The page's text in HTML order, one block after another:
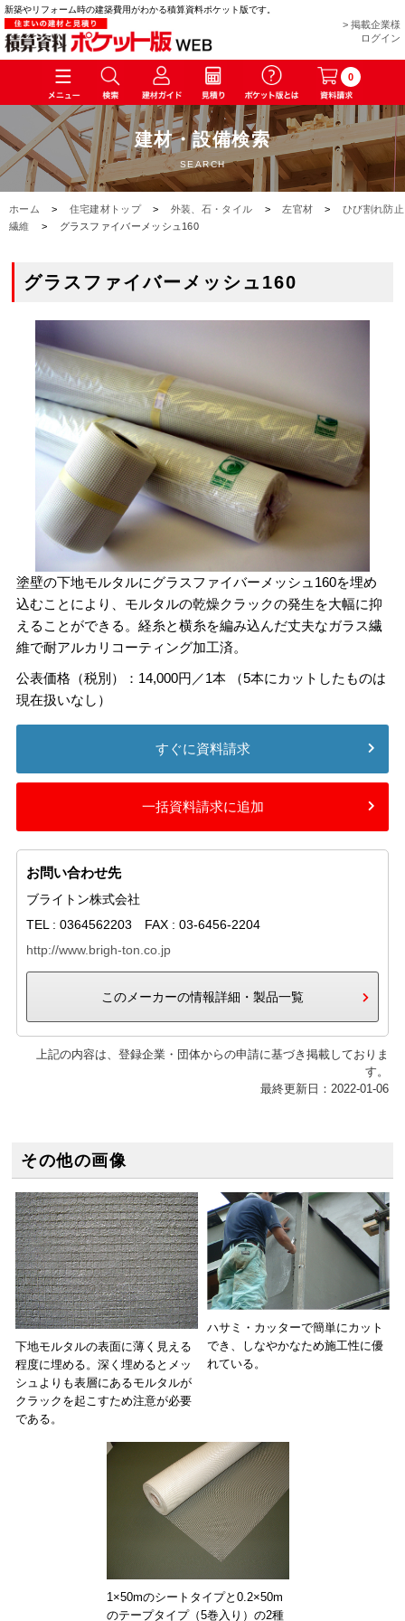
新築やリフォーム時の建築費用がわかる積算資料ポケット版です。
> 掲載企業様
ログイン
0
建材・設備検索
SEARCH
ホーム > 住宅建材トップ > 外装、石・タイル > 左官材 >
ひび割れ防止
繊維
> グラスファイバーメッシュ160
グラスファイバーメッシュ160
塗壁の下地モルタルにグラスファイバーメッシュ160を埋め
込むことにより、モルタルの乾燥クラックの発生を大幅に抑
えることができる。経糸と横糸を編み込んだ丈夫なガラス繊
維で耐アルカリコーティング加工済。
公表価格（税別）：14,000円／1本 （5本にカットしたものは
現在扱いなし）
すぐに資料請求
一括資料請求に追加
お問い合わせ先
ブライトン株式会社
TEL : 0364562203 FAX : 03-6456-2204
http://www.brigh-ton.co.jp
このメーカーの情報詳細・製品一覧
上記の内容は、登録企業・団体からの申請に基づき掲載しておりま
す。
最終更新日：2022-01-06
その他の画像
下地モルタルの表面に薄く見える
程度に埋める。深く埋めるとメッ
シュよりも表層にあるモルタルが
クラックを起こすため注意が必要
である。
ハサミ・カッターで簡単にカット
でき、しなやかなため施工性に優
れている。
1×50mのシートタイプと0.2×50m
のテープタイプ（5巻入り）の2種